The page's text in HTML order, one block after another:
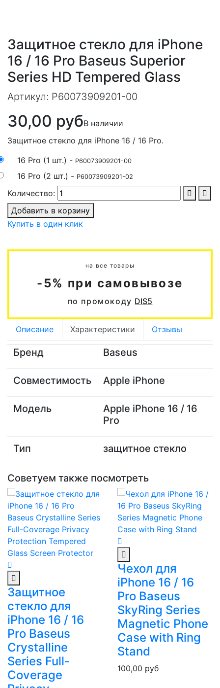
Защитное стекло для iPhone
16 / 16 Pro Baseus Superior
Series HD Tempered Glass
Артикул: P60073909201-00
30,00 рубВ наличии
Защитное стекло для iPhone 16 / 16 Pro.
16 Pro (1 шт.) - P60073909201-00
16 Pro (2 шт.) - P60073909201-02
Количество:
Добавить в корзину
Купить в один клик
на все товары
-5% при самовывозе
по промокоду DIS5
Описание Характеристики Отзывы
Бренд Baseus
Совместимость Apple iPhone
Модель
Apple iPhone 16 / 16
Pro
Тип защитное стекло
Советуем также посмотреть
Защитное
стекло для
iPhone 16 / 16
Pro Baseus
Crystalline
Series Full-
Coverage
Чехол для
iPhone 16 / 16
Pro Baseus
SkyRing Series
Magnetic Phone
Case with Ring
Stand
100,00 руб